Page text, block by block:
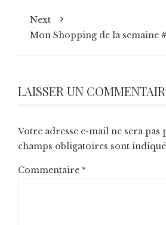
Next
Mon Shopping de la semaine
LAISSER UN
Votre adresse e-mail ne sera pas
champs obligatoires sont
Commentaire *